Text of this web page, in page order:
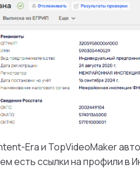
Era и TopVideoMaker
есть ссылки на профили в